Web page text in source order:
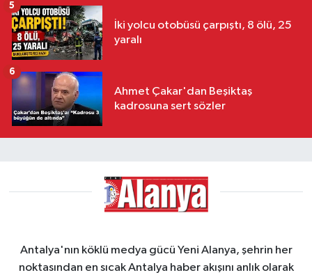
İki yolcu otobüsü çarpıştı, 8 ölü, 25
yaralı
5
Ahmet Çakar'dan Beşiktaş
kadrosuna sert sözler
6
Antalya'nın köklü medya gücü Yeni Alanya, şehrin her
noktasından en sıcak Antalya haber akışını anlık olarak